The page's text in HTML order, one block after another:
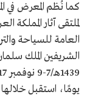
كما نُظم المعرض في
لملتقى آثار المملكة
العامة للسياحة
يومًا، استقبل خلالها نحو 200